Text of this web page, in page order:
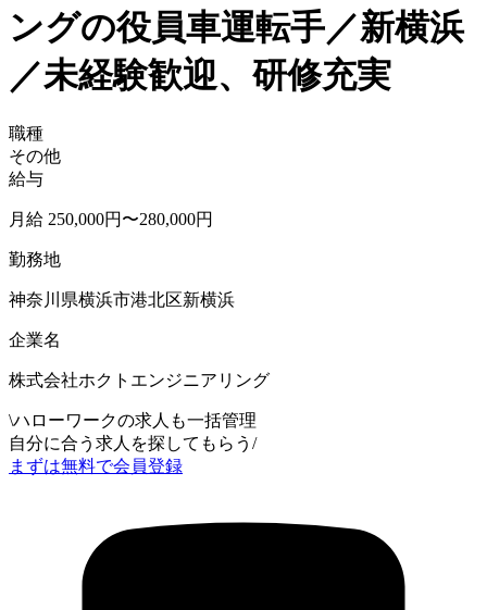
ングの役員車運転手／新横浜
／未経験歓迎、研修充実
職種
その他
給与
月給 250,000円〜280,000円
勤務地
神奈川県横浜市港北区新横浜
企業名
株式会社ホクトエンジニアリング
\ハローワークの求人も一括管理
自分に合う求人を探してもらう /
まずは無料で会員登録